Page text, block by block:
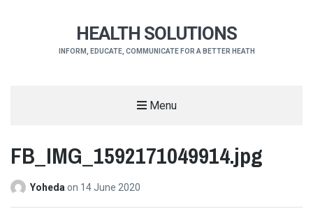
HEALTH SOLUTIONS
INFORM, EDUCATE, COMMUNICATE FOR A BETTER HEATH
Menu
FB_IMG_1592171049914.jpg
Yoheda on 14 June 2020